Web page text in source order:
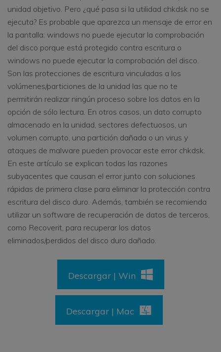
unidad objetivo. Pero ¿qué pasa si la utilidad chkdsk no se
ejecuta? Es probable que aparezca un mensaje de error en
la pantalla: windows no puede ejecutar la comprobación
del disco porque está protegido contra escritura o
windows no puede ejecutar la comprobación del disco.
Son las protecciones de escritura vinculadas a los
volúmenes/particiones de la unidad las que no te
permitirán realizar ningún proceso sobre los datos en la
opción de sólo lectura. En otros casos, un dato corrupto
almacenado en la unidad, sectores defectuosos, un
volumen corrupto, una partición dañada o un virus y
ataques de malware pueden provocar este error chkdsk.
En este artículo se explican todas las razones
subyacentes que causan el error junto con soluciones
rápidas de primera clase para eliminar la protección contra
escritura del disco duro. Además, también se recomienda
utilizar un software de recuperación de datos de terceros,
como Recoverit, para recuperar los datos
eliminados/perdidos del disco duro dañado.
Descargar | Win
Descargar | Mac